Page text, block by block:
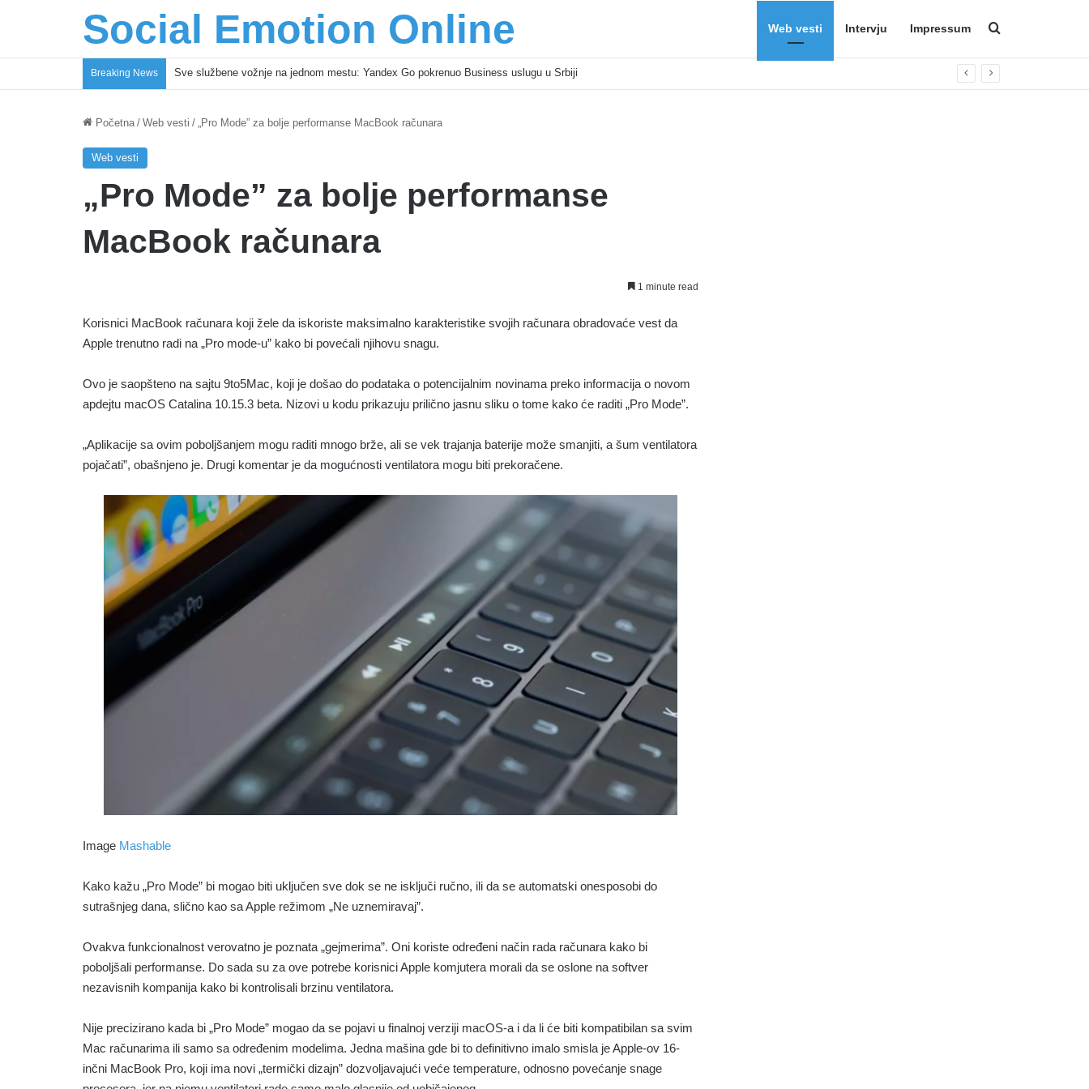
Social Emotion Online Web vesti Intervju Impressum
Breaking News Sve službene vožnje na jednom mestu: Yandex Go pokrenuo Business uslugu u Srbiji
Početna / Web vesti / „Pro Mode” za bolje performanse MacBook računara
Web vesti
„Pro Mode” za bolje performanse
MacBook računara
1 minute read
Korisnici MacBook računara koji žele da iskoriste maksimalno karakteristike svojih računara obradovaće vest da
Apple trenutno radi na „Pro mode-u” kako bi povećali njihovu snagu.
Ovo je saopšteno na sajtu 9to5Mac, koji je došao do podataka o potencijalnim novinama preko informacija o novom
apdejtu macOS Catalina 10.15.3 beta. Nizovi u kodu prikazuju prilično jasnu sliku o tome kako će raditi „Pro Mode”.
„Aplikacije sa ovim poboljšanjem mogu raditi mnogo brže, ali se vek trajanja baterije može smanjiti, a šum ventilatora
pojačati”, obašnjeno je. Drugi komentar je da mogućnosti ventilatora mogu biti prekoračene.
Image Mashable
Kako kažu „Pro Mode” bi mogao biti uključen sve dok se ne isključi ručno, ili da se automatski onesposobi do
sutrašnjeg dana, slično kao sa Apple režimom „Ne uznemiravaj”.
Ovakva funkcionalnost verovatno je poznata „gejmerima”. Oni koriste određeni način rada računara kako bi
poboljšali performanse. Do sada su za ove potrebe korisnici Apple komjutera morali da se oslone na softver
nezavisnih kompanija kako bi kontrolisali brzinu ventilatora.
Nije precizirano kada bi „Pro Mode” mogao da se pojavi u finalnoj verziji macOS-a i da li će biti kompatibilan sa svim
Mac računarima ili samo sa određenim modelima. Jedna mašina gde bi to definitivno imalo smisla je Apple-ov 16-
inčni MacBook Pro, koji ima novi „termički dizajn” dozvoljavajući veće temperature, odnosno povećanje snage